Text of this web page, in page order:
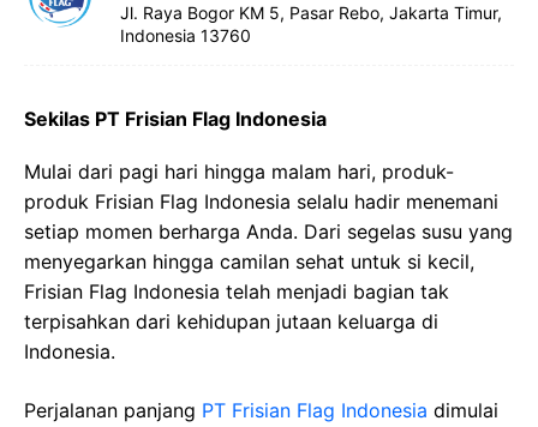
Jl. Raya Bogor KM 5, Pasar Rebo, Jakarta Timur,
Indonesia 13760
Sekilas PT Frisian Flag Indonesia
Mulai dari pagi hari hingga malam hari, produk-
produk Frisian Flag Indonesia selalu hadir menemani
setiap momen berharga Anda. Dari segelas susu yang
menyegarkan hingga camilan sehat untuk si kecil,
Frisian Flag Indonesia telah menjadi bagian tak
terpisahkan dari kehidupan jutaan keluarga di
Indonesia.
Perjalanan panjang PT Frisian Flag Indonesia dimulai